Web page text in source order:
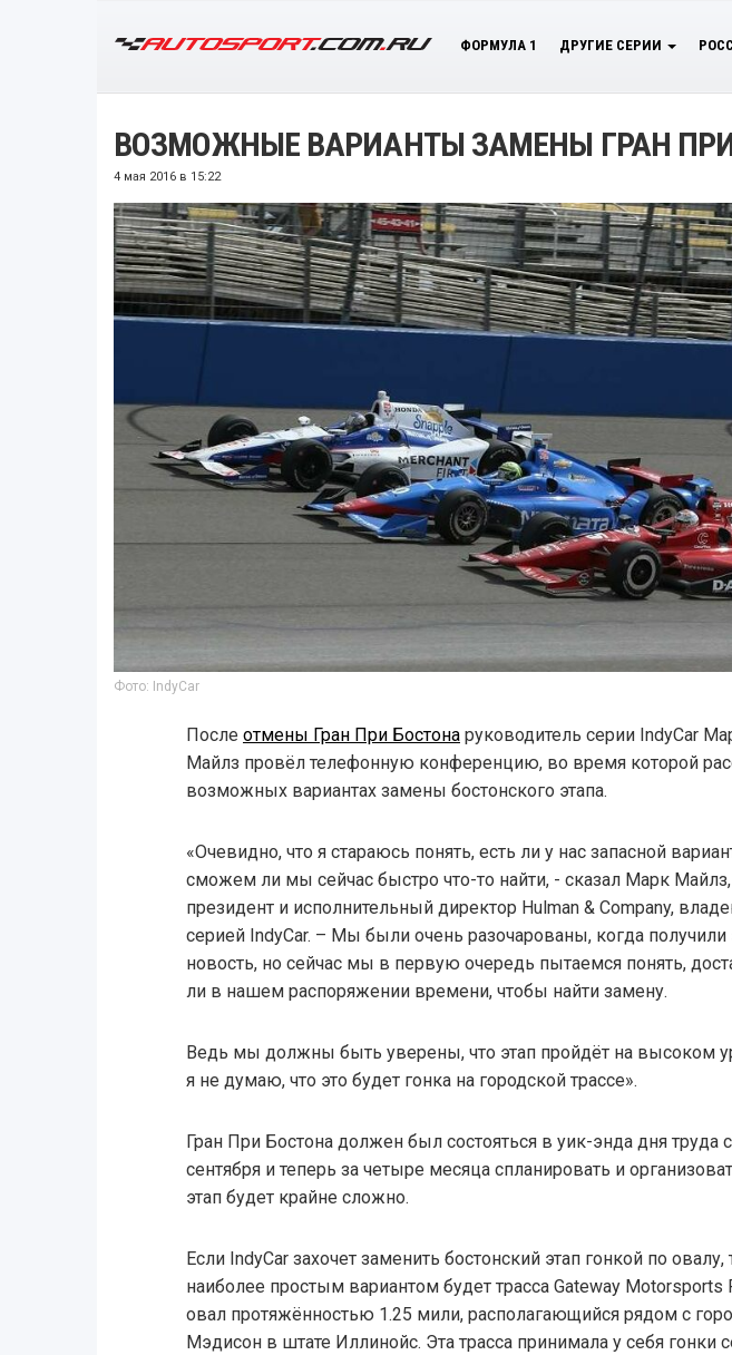
ФОРМУЛА 1 ДРУГИЕ СЕРИИ
ВОЗМОЖНЫЕ ВАРИАНТЫ ЗАМЕНЫ ГРАН
4 мая 2016 в 15:22
Фото: IndyCar
После отмены Гран При Бостонаруководитель серии IndyCar
Майлз провёл телефонную конференцию, во время которой
возможных вариантах замены бостонского этапа.
«Очевидно, что я стараюсь понять, есть ли у нас запасной
сможем ли мы сейчас быстро что-то найти, - сказал Марк Майлз,
президент и исполнительный директор Hulman & Company,
серией IndyCar. – Мы были очень разочарованы, когда получили
новость, но сейчас мы в первую очередь пытаемся понять,
ли в нашем распоряжении времени, чтобы найти замену.
Ведь мы должны быть уверены, что этап пройдёт на высоком
я не думаю, что это будет гонка на городской трассе».
Гран При Бостона должен был состояться в уик-энда дня труда
сентября и теперь за четыре месяца спланировать и
этап будет крайне сложно.
Если IndyCar захочет заменить бостонский этап гонкой по овалу,
наиболее простым вариантом будет трасса Gateway Motorsports
овал протяжённостью 1.25 мили, располагающийся рядом с
Мэдисон в штате Иллинойс. Эта трасса принимала у себя гонки